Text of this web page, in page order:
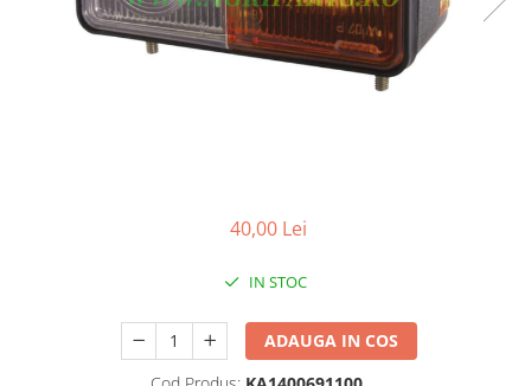
40,00 Lei
IN STOC
ADAUGA IN COS